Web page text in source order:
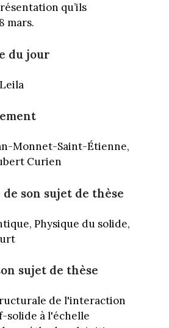
qu’ils
mars.
du jour
Monnet-Saint-Étienne,
Curien
son sujet de thèse
Physique du solide,
sujet de thèse
de l'interaction
solide à l'échelle